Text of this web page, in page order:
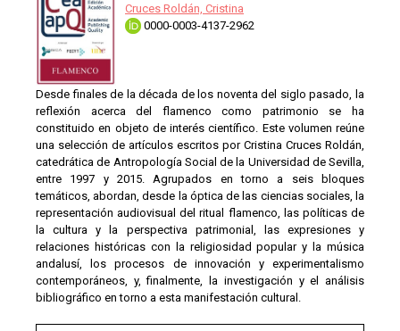
Cruces Roldán, Cristina
0000-0003-4137-2962
Desde finales de la década de los noventa del siglo pasado, la
reflexión acerca del flamenco como patrimonio se ha
constituido en objeto de interés científico. Este volumen reúne
una selección de artículos escritos por Cristina Cruces Roldán,
catedrática de Antropología Social de la Universidad de Sevilla,
entre 1997 y 2015. Agrupados en torno a seis bloques
temáticos, abordan, desde la óptica de las ciencias sociales, la
representación audiovisual del ritual flamenco, las políticas de
la cultura y la perspectiva patrimonial, las expresiones y
relaciones históricas con la religiosidad popular y la música
andalusí, los procesos de innovación y experimentalismo
contemporáneos, y, finalmente, la investigación y el análisis
bibliográfico en torno a esta manifestación cultural.